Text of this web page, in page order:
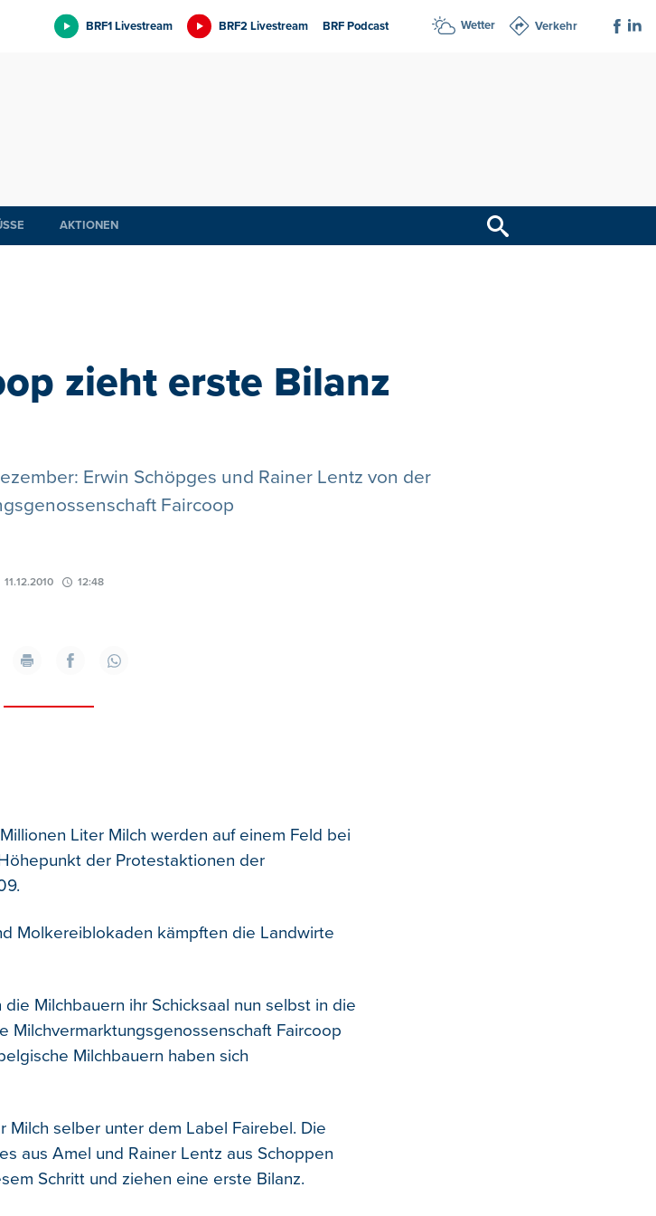
BRF1 Livestream BRF2 Livestream BRF Podcast Wetter Verkehr
AKTIONEN
zieht erste Bilanz
Erwin Schöpges und Rainer Lentz von der
Faircoop
11.12.2010 12:48
Liter Milch werden auf einem Feld bei
der Protestaktionen der
Molkereiblokaden kämpften die Landwirte
Milchbauern ihr Schicksaal nun selbst in die
Milchvermarktungsgenossenschaft Faircoop
Milchbauern haben sich
Milch selber unter dem Label Fairebel. Die
aus Amel und Rainer Lentz aus Schoppen
Schritt und ziehen eine erste Bilanz.